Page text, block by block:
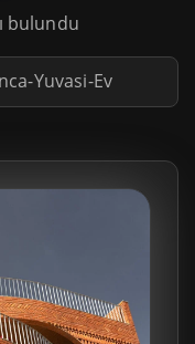
bulundu
Yuvasi-Ev